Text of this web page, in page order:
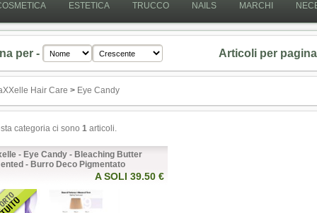
ESTETICA TRUCCO NAILS MARCHI
per - Articoli per
Hair Care > Eye Candy
categoria ci sono 1 articoli.
- Eye Candy - Bleaching Butter
- Burro Deco Pigmentato
A SOLI 39.50 €